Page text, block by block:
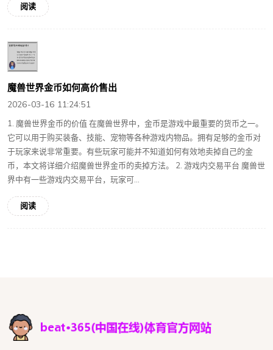
阅读
魔兽世界金币如何高价售出
2026-03-16 11:24:51
1. 魔兽世界金币的价值 在魔兽世界中，金币是游戏中最重要的货币之一。
它可以用于购买装备、技能、宠物等各种游戏内物品。拥有足够的金币对
于玩家来说非常重要。有些玩家可能并不知道如何有效地卖掉自己的金
币，本文将详细介绍魔兽世界金币的卖掉方法。 2. 游戏内交易平台 魔兽世
界中有一些游戏内交易平台，玩家可...
阅读